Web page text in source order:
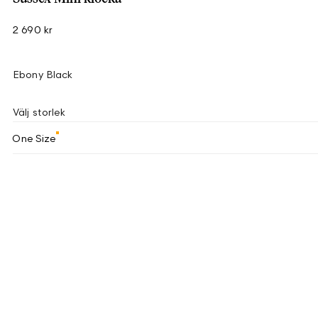
2 690 kr
Ebony Black
Välj storlek
One Size